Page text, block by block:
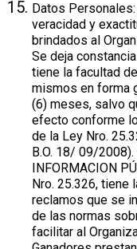
Datos
veracidad y
brindados al
Se deja
tiene la facultad
mismos en forma
(6) meses, salvo
efecto conforme
de la Ley Nro.
B.O. 18/ 09/2008).
INFORMACION
Nro. 25.326, tiene
reclamos que se
de las normas
facilitar al